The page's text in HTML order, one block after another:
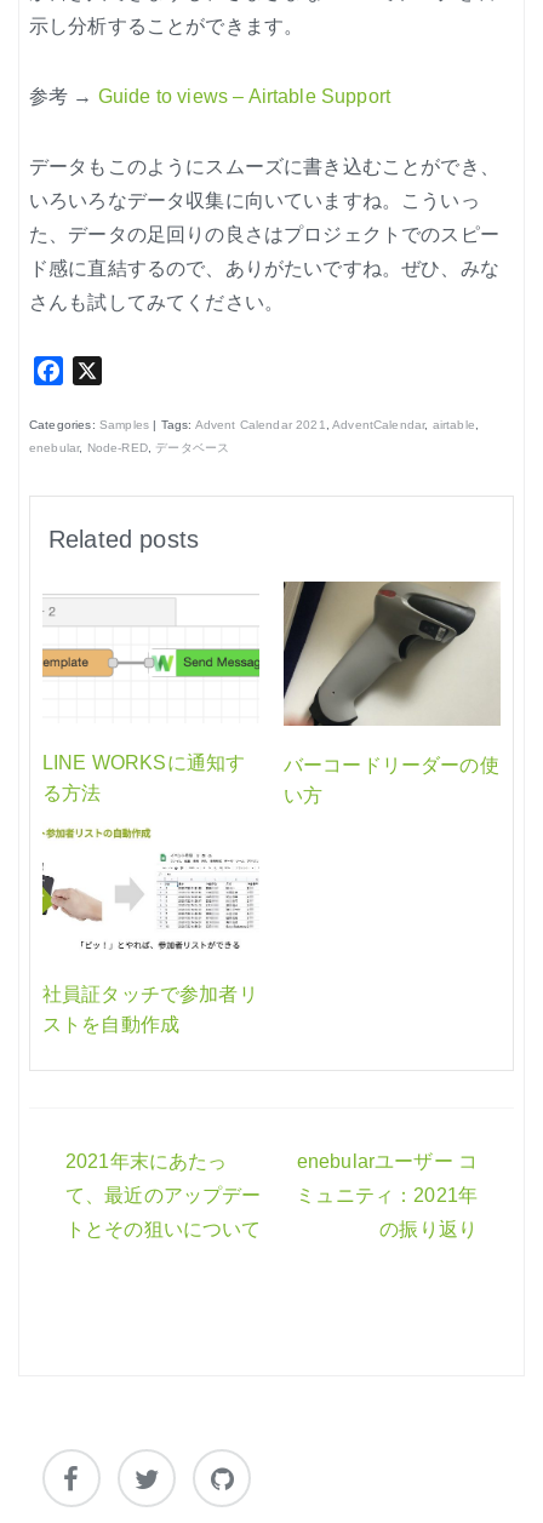
示し分析することができます。
参考 → Guide to views – Airtable Support
データもこのようにスムーズに書き込むことができ、
いろいろなデータ収集に向いていますね。こういっ
た、データの足回りの良さはプロジェクトでのスピー
ド感に直結するので、ありがたいですね。ぜひ、みな
さんも試してみてください。
Facebook
Categories: Samples | Tags: Advent Calendar 2021 ,AdventCalendar, airtable
enebular, Node-RED, データベース
Related posts
LINE WORKSに通知す
る方法
バーコードリーダーの使
い方
社員証タッチで参加者リ
ストを自動作成
シ
ョ
2021年末にあたっ
て、最近のアップデー
トとその狙いについて
enebularユーザー コ
ミュニティ：2021年
の振り返り